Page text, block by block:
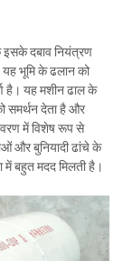
इसके दबाव नियंत्रण
भूमि के ढलान को
है। यह मशीन ढाल के
समर्थन देता है और
में विशेष रूप से
और बुनियादी ढांचे के
में बहुत मदद मिलती है।